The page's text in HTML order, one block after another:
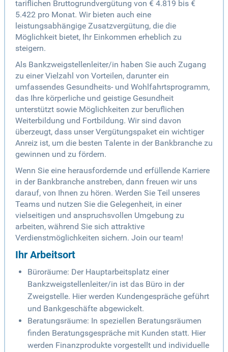
tariflichen Bruttogrundvergütung von € 4.819 bis €
5.422 pro Monat. Wir bieten auch eine
leistungsabhängige Zusatzvergütung, die die
Möglichkeit bietet, Ihr Einkommen erheblich zu
steigern.
Als Bankzweigstellenleiter/in haben Sie auch Zugang
zu einer Vielzahl von Vorteilen, darunter ein
umfassendes Gesundheits- und Wohlfahrtsprogramm,
das Ihre körperliche und geistige Gesundheit
unterstützt sowie Möglichkeiten zur beruflichen
Weiterbildung und Fortbildung. Wir sind davon
überzeugt, dass unser Vergütungspaket ein wichtiger
Anreiz ist, um die besten Talente in der Bankbranche zu
gewinnen und zu fördern.
Wenn Sie eine herausfordernde und erfüllende Karriere
in der Bankbranche anstreben, dann freuen wir uns
darauf, von Ihnen zu hören. Werden Sie Teil unseres
Teams und nutzen Sie die Gelegenheit, in einer
vielseitigen und anspruchsvollen Umgebung zu
arbeiten, während Sie sich attraktive
Verdienstmöglichkeiten sichern. Join our team!
Ihr Arbeitsort
Büroräume: Der Hauptarbeitsplatz einer
Bankzweigstellenleiter/in ist das Büro in der
Zweigstelle. Hier werden Kundengespräche geführt
und Bankgeschäfte abgewickelt.
Beratungsräume: In speziellen Beratungsräumen
finden Beratungsgespräche mit Kunden statt. Hier
werden Finanzprodukte vorgestellt und individuelle